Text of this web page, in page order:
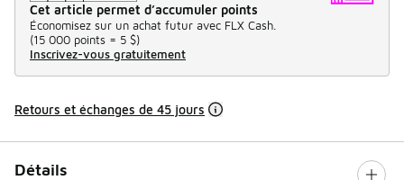
Cet article permet d’accumuler points
Économisez sur un achat futur avec FLX Cash.
(15 000 points = 5 $)
Inscrivez-vous gratuitement
Retours et échanges de 45 jours
Détails